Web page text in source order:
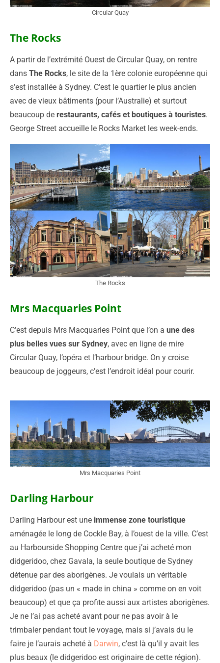
Circular Quay
The Rocks
A partir de l’extrémité Ouest de Circular Quay, on rentre
dans The Rocks, le site de la 1ère colonie européenne qui
s’est installée à Sydney. C’est le quartier le plus ancien
avec de vieux bâtiments (pour l’Australie) et surtout
beaucoup de restaurants, cafés et boutiques à touristes.
George Street accueille le Rocks Market les week-ends.
The Rocks
Mrs Macquaries Point
C’est depuis Mrs Macquaries Point que l’on a une des
plus belles vues sur Sydney, avec en ligne de mire
Circular Quay, l’opéra et l’harbour bridge. On y croise
beaucoup de joggeurs, c’est l’endroit idéal pour courir.
Mrs Macquaries Point
Darling Harbour
Darling Harbour est une immense zone touristique
aménagée le long de Cockle Bay, à l’ouest de la ville. C’est
au Harbourside Shopping Centre que j’ai acheté mon
didgeridoo, chez Gavala, la seule boutique de Sydney
détenue par des aborigènes. Je voulais un véritable
didgeridoo (pas un « made in china » comme on en voit
beaucoup) et que ça profite aussi aux artistes aborigènes.
Je ne l’ai pas acheté avant pour ne pas avoir à le
trimbaler pendant tout le voyage, mais si j’avais du le
faire je l’aurais acheté à Darwin, c’est là qu’il y avait les
plus beaux (le didgeridoo est originaire de cette région).